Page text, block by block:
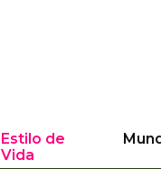
Estilo de
Vida